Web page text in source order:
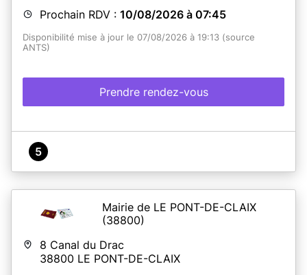
En savoir plus
Prochain RDV : 10/08/2026 à 07:45
Disponibilité mise à jour le 07/08/2026 à 19:13 (source
ANTS)
Prendre rendez-vous
5
Mairie de LE PONT-DE-CLAIX
(38800)
8 Canal du Drac
38800 LE PONT-DE-CLAIX